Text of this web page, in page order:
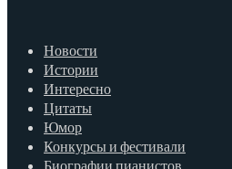
Новости
Истории
Интересно
Цитаты
Юмор
Конкурсы и фестивали